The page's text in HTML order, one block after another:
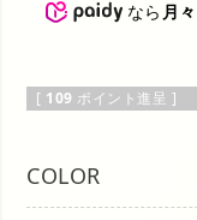
なら 月
[ 109 ポイント進呈 ]
COLOR